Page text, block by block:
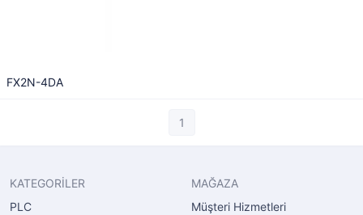
FX2N-4DA
1
KATEGORİLER
PLC
MAĞAZA
Müşteri Hizmetleri